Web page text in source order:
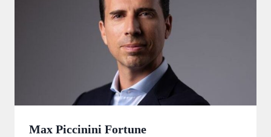
Max Piccinini Fortune